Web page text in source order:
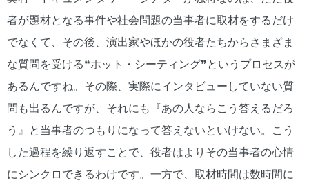
者が題材となる事件や社会問題の当事者に取材をするだけ
でなくて、その後、演出家やほかの役者たちからさまざま
な質問を受ける❝ホット・シーティング❞というプロセスが
あるんですね。その際、実際にインタビューしていない質
問も出るんですが、それにも『あの人ならこう答えるだろ
う』と当事者のつもりになって答えないといけない。こう
した過程を繰り返すことで、役者はよりその当事者の心情
にシンクロできるわけです。一方で、取材時間は数時間に